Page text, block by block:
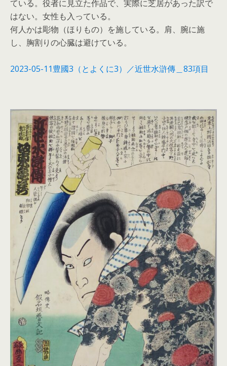
ている。役者に見立た作品で、実際に芝居があった訳で
はない。女性も入っている。
何人かは彫物（ほりもの）を施している。肩、腕に施
し、胸割りの心臓は避けている。
2023-05-11豊國3（とよくに3）／近世水滸傳＿83項目